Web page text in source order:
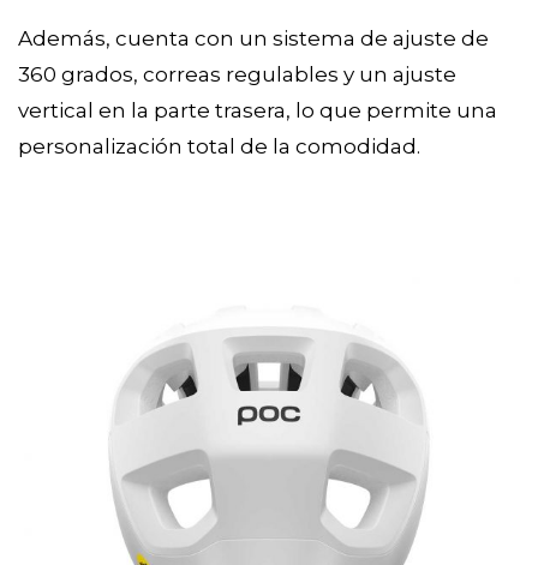
Además, cuenta con un sistema de ajuste de
360 grados, correas regulables y un ajuste
vertical en la parte trasera, lo que permite una
personalización total de la comodidad.